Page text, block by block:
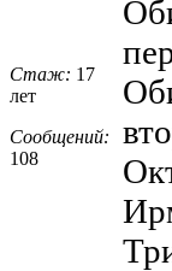
Стаж: 17
лет
Сообщений:
108